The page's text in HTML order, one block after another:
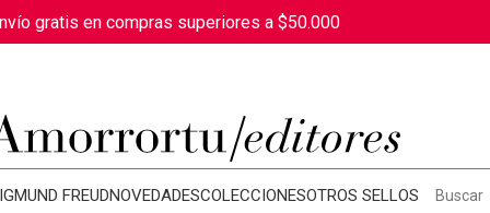
gratis en compras superiores a $50.000
FREUDNOVEDADESCOLECCIONESOTROS SELLOS